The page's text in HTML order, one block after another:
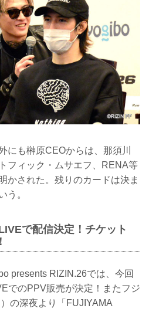
にも榊原CEOからは、那須川
フィック・ムサエフ、RENA等
かされた。残りのカードは決ま
う。
で配信決定！チケット
presents RIZIN.26では、今回
でのPPV販売が決定！またフジ
の深夜より「FUJIYAMA